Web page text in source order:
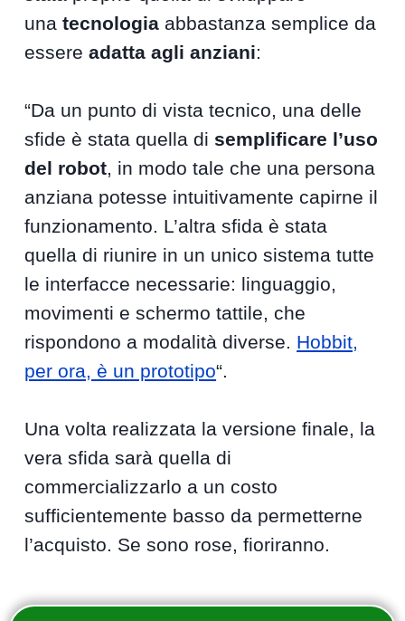
unatecnologia abbastanza semplice da
essereadatta agli anziani:
“Da un punto di vista tecnico, una delle
sfide è stata quella di semplificare l’uso
del robot, in modo tale che una persona
anziana potesse intuitivamente capirne il
funzionamento. L’altra sfida è stata
quella di riunire in un unico sistema tutte
le interfacce necessarie: linguaggio,
movimenti e schermo tattile, che
rispondono a modalità diverse. Hobbit,
per ora, è un prototipo“.
Una volta realizzata la versione finale, la
vera sfida sarà quella di
commercializzarlo a un costo
sufficientemente basso da permetterne
l’acquisto. Se sono rose, fioriranno.